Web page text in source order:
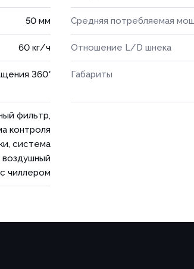
50 мм Средняя потребляемая
60 кг/ч Отношение L/D шнека
360° Габариты
фильтр,
контроля
сиcтема
воздушный
чиллером